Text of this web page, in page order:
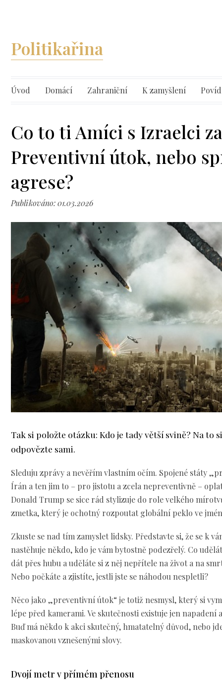
Politikařina
Úvod Domácí Zahraniční K zamyšlení
Co to ti Amíci s Izraelci
Preventivní útok, nebo
agrese?
Publikováno: 01.03.2026
Tak si položte otázku: Kdo je tady větší svině? Na to
odpovězte sami.
Sleduju zprávy a nevěřím vlastním očím. Spojené státy
Írán a ten jim to – pro jistotu a zcela nepreventivně –
Donald Trump se sice rád stylizuje do role velkého
zmetka, který je ochotný rozpoutat globální peklo ve
Zkuste se nad tím zamyslet lidsky. Představte si, že se k
nastěhuje někdo, kdo je vám bytostně podezřelý. Co
dát přes hubu a uděláte si z něj nepřítele na život a na
Nebo počkáte a zjistíte, jestli jste se náhodou nespletli?
Něco jako „preventivní útok“ je totiž nesmysl, který si
lépe před kamerami. Ve skutečnosti existuje jen napadení
Buď má někdo k akci skutečný, hmatatelný důvod, nebo
maskovanou vznešenými slovy.
Dvojí metr v přímém přenosu